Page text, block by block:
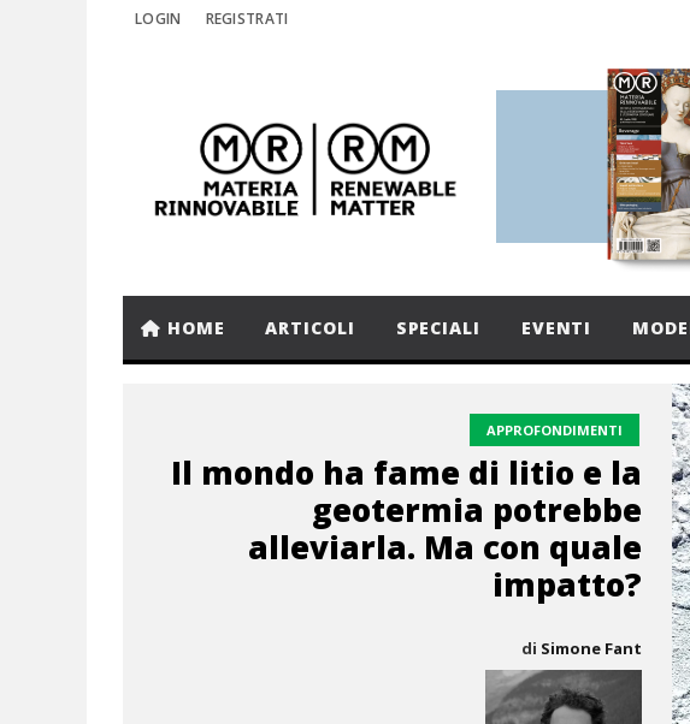
LOGIN REGISTRATI
HOME ARTICOLI SPECIALI EVENTI
APPROFONDIMENTI
Il mondo ha fame di litio e la
geotermia potrebbe
alleviarla. Ma con quale
impatto?
di Simone Fant